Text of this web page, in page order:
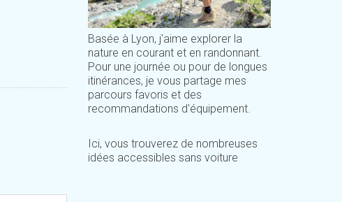
Basée à Lyon, j'aime explorer la
nature en courant et en randonnant.
Pour une journée ou pour de longues
itinérances, je vous partage mes
parcours favoris et des
recommandations d'équipement.
Ici, vous trouverez de nombreuses
idées accessibles sans voiture